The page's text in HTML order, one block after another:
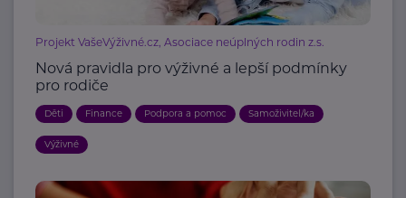
Projekt VašeVýživné.cz, Asociace neúplných rodin z.s.
Nová pravidla pro výživné a lepší podmínky
pro rodiče
Děti Finance Podpora a pomoc Samoživitel/ka
Výživné